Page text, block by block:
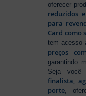
oferecer
reduzidos
para
Card como
tem acesso
preços
garantindo
Seja
finalista,
porte,